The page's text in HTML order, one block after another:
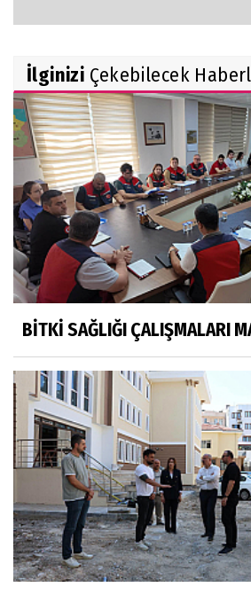
İlginizi Çekebilecek
BİTKİ SAĞLIĞI ÇALIŞMALARI